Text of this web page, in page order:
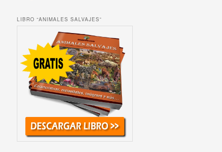
LIBRO “ANIMALES SALVAJES”